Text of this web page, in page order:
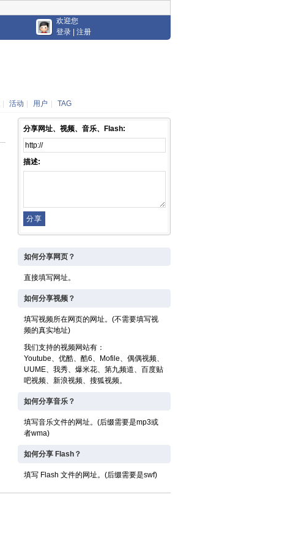
欢迎您
登录
注册
活动 用户 TAG
分享网址、视频、音乐、Flash:
描述:
如何分享网页？
直接填写网址。
如何分享视频？
填写视频所在网页的网址。(不需要填写视
频的真实地址)
我们支持的视频网站有：
Youtube、优酷、酷6、Mofile、偶偶视频、
UUME、我秀、爆米花、第九频道、百度贴
吧视频、新浪视频、搜狐视频。
如何分享音乐？
填写音乐文件的网址。(后缀需要是mp3或
者wma)
如何分享 Flash？
填写 Flash 文件的网址。(后缀需要是swf)